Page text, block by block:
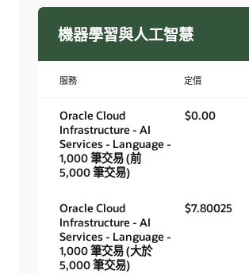
機器學習與人工智慧
服務 定價
Oracle Cloud
Infrastructure - AI
Services - Language -
1,000 筆交易 (前
5,000 筆交易)
$0.00
Oracle Cloud
Infrastructure - AI
Services - Language -
1,000 筆交易 (大於
5,000 筆交易)
$7.80025